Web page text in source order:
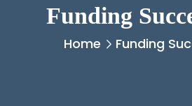
Funding
Home Funding